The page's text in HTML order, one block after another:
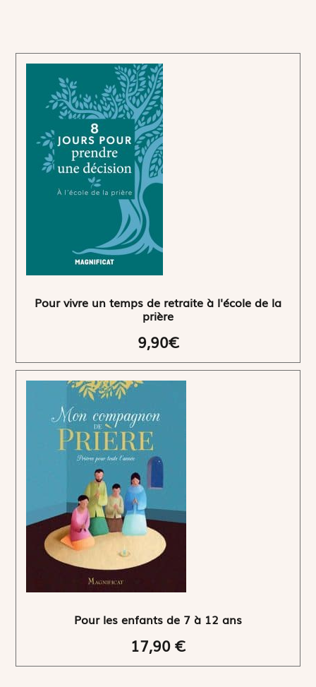
Pour vivre un temps de retraite à l'école de la
prière
9,90€
Pour les enfants de 7 à 12 ans
17,90 €